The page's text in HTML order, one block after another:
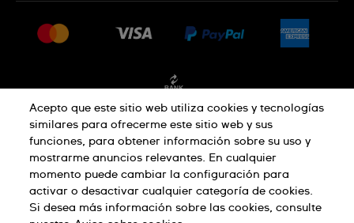
Condiciones de venta
Empleo
Política de privacidad
Aviso sobre cookies Condiciones de uso
Acepto que este sitio web utiliza cookies y tecnologías
similares para ofrecerme este sitio web y sus
funciones, para obtener información sobre su uso y
mostrarme anuncios relevantes. En cualquier
momento puede cambiar la configuración para
activar o desactivar cualquier categoría de cookies.
Si desea más información sobre las cookies, consulte